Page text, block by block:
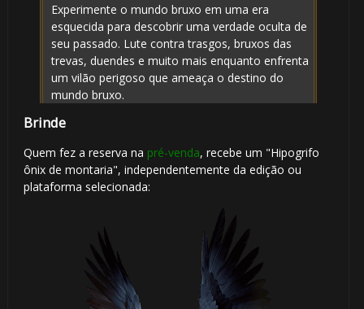
Experimente o mundo bruxo em uma era
esquecida para descobrir uma verdade oculta de
seu passado. Lute contra trasgos, bruxos das
trevas, duendes e muito mais enquanto enfrenta
um vilão perigoso que ameaça o destino do
mundo bruxo.
Brinde
Quem fez a reserva na pré-venda, recebe um "Hipogrifo
ônix de montaria", independentemente da edição ou
plataforma selecionada: